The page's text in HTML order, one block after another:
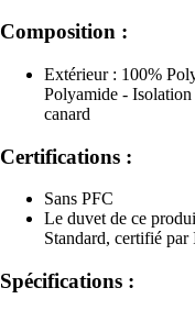
Composition :
Extérieur : 100%
Polyamide -
canard
Certifications :
Sans PFC
Le duvet de ce
Standard, certifié
Spécifications :